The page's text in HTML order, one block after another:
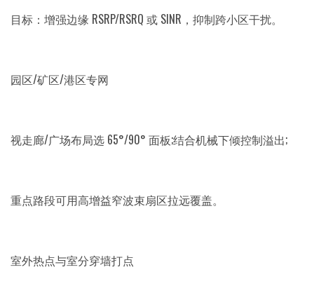
目标：增强边缘 RSRP/RSRQ 或 SINR，抑制跨小区干扰。
园区/矿区/港区专网
视走廊/广场布局选 65°/90° 面板;结合机械下倾控制溢出;
重点路段可用高增益窄波束扇区拉远覆盖。
室外热点与室分穿墙打点